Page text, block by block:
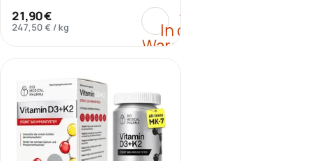
21,90 €
247,50 € /kg
+
In den
Warenkorb
:Veganes Omega-3 aus